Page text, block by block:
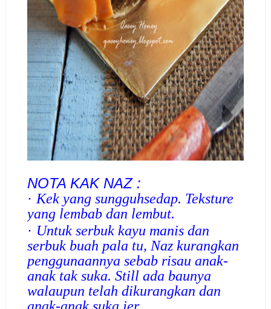
NOTA KAK NAZ :
·Kek yang sungguhsedap. Teksture
yang lembab dan lembut.
· Untuk serbuk kayu manis dan
serbuk buah pala tu, Naz kurangkan
penggunaannya sebab risau anak-
anak tak suka. Still ada baunya
walaupun telah dikurangkan dan